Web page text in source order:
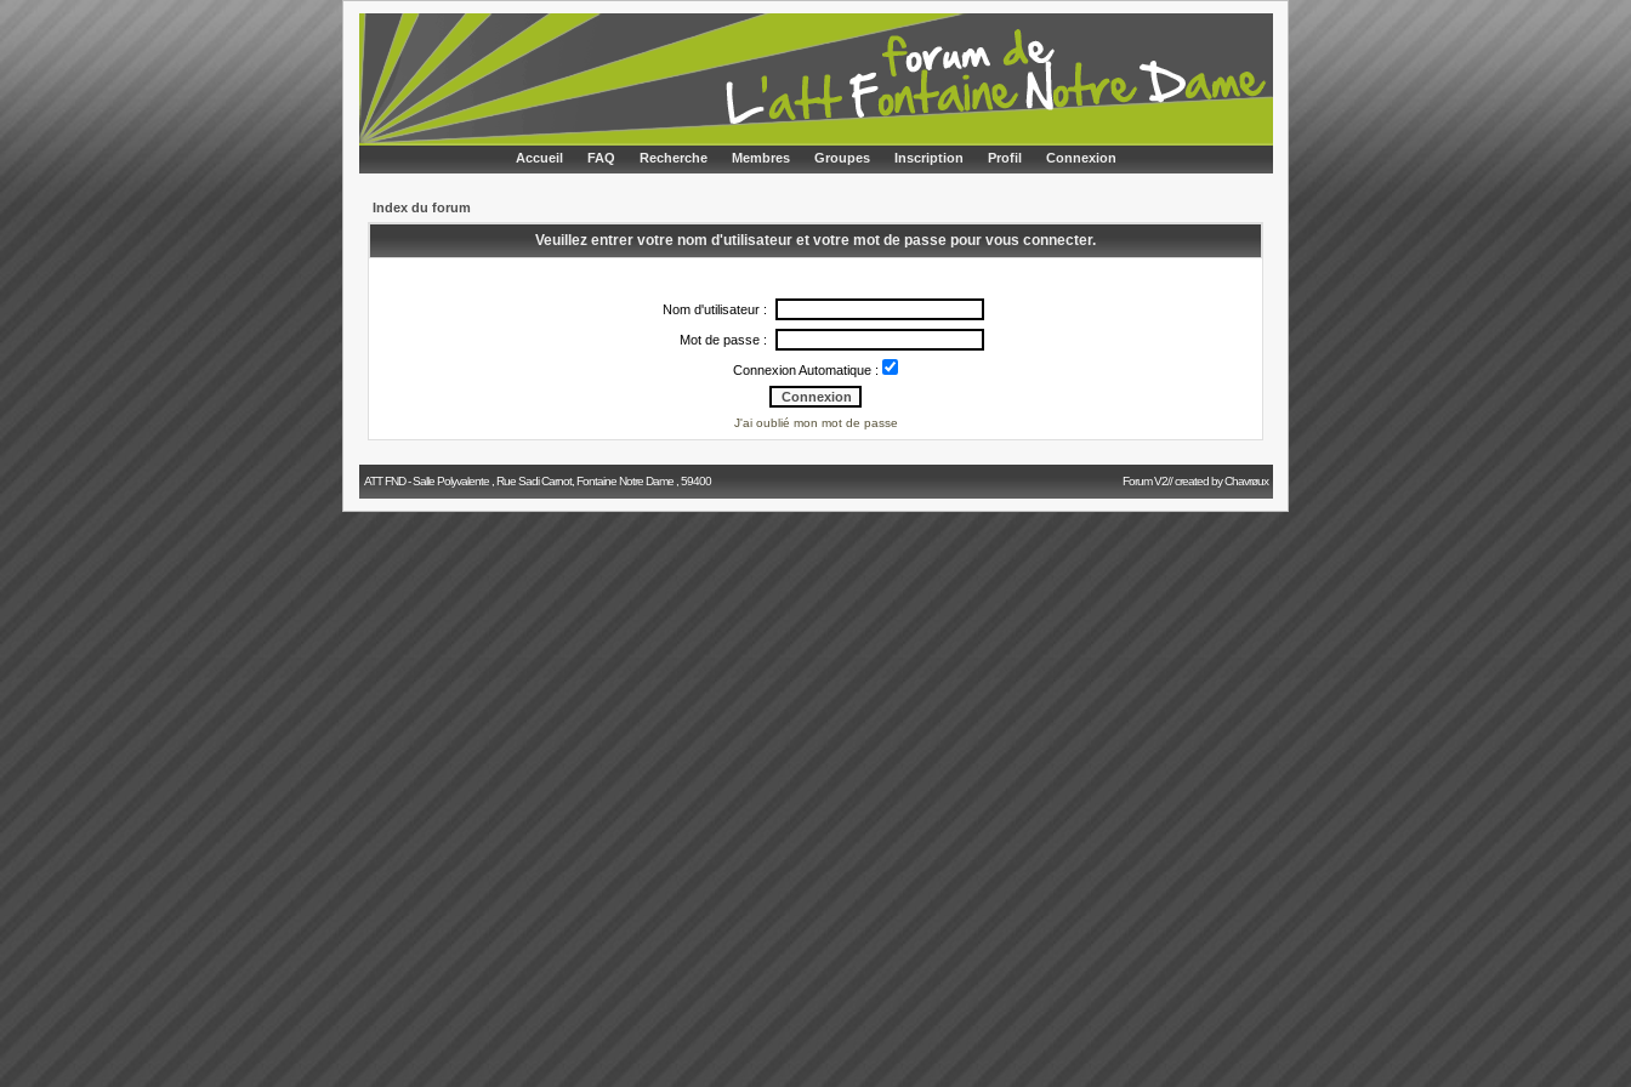
Accueil FAQ Recherche Membres Groupes Inscription Profil Connexion
Index du forum
Veuillez entrer votre nom d'utilisateur et votre mot de passe pour vous connecter.
Nom d'utilisateur :
Mot de passe :
Connexion Automatique :
J'ai oublié mon mot de passe
ATT FND - Salle Polyvalente , Rue Sadi Carnot, Fontaine Notre Dame , 59400 Forum V2// created by Chavrøux